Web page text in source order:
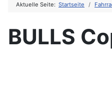
Aktuelle Seite: Startseite
BULLS